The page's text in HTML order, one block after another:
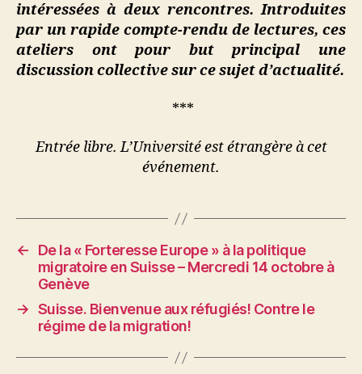
intéressées à deux rencontres. Introduites
par un rapide compte-rendu de lectures, ces
ateliers ont pour but principal une
discussion collective sur ce sujet d’actualité.
***
Entrée libre. L’Université est étrangère à cet
événement.
←
De la « Forteresse Europe » à la politique
migratoire en Suisse – Mercredi 14 octobre à
Genève
→ Suisse. Bienvenue aux réfugiés! Contre le
régime de la migration!